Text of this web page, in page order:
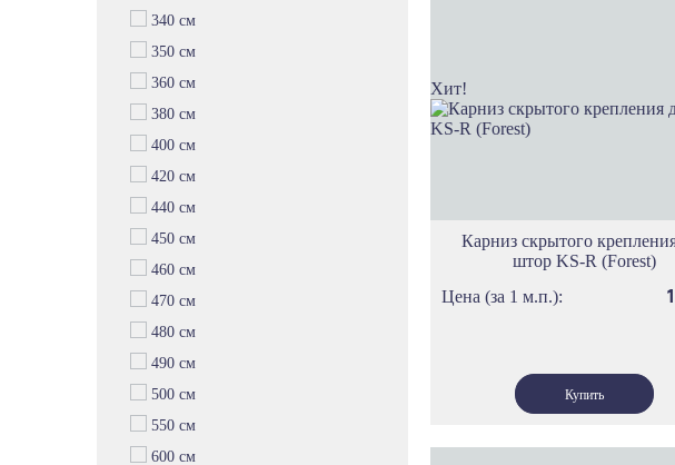
340 см
350 см
360 см
380 см
400 см
420 см
440 см
450 см
460 см
470 см
480 см
490 см
500 см
550 см
600 см
Хит!
Карниз скрытого
штор KS-R (Forest)
Цена (за 1 м.п.):